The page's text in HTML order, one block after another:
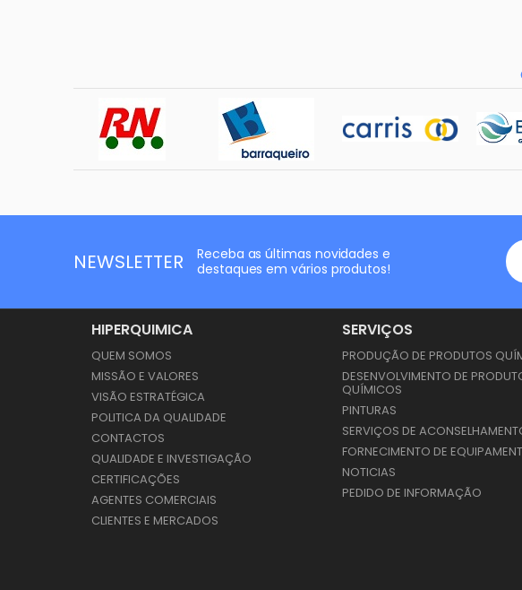
NEWSLETTER
Receba as últimas novidades e
destaques em vários produtos!
HIPERQUIMICA
QUEM SOMOS
MISSÃO E VALORES
VISÃO ESTRATÉGICA
POLITICA DA QUALIDADE
CONTACTOS
QUALIDADE E INVESTIGAÇÃO
CERTIFICAÇÕES
AGENTES COMERCIAIS
CLIENTES E MERCADOS
SERVIÇOS
PRODUÇÃO DE PRODUTOS
DESENVOLVIMENTO DE
QUÍMICOS
PINTURAS
SERVIÇOS DE
FORNECIMENTO DE
NOTICIAS
PEDIDO DE INFORMAÇÃO